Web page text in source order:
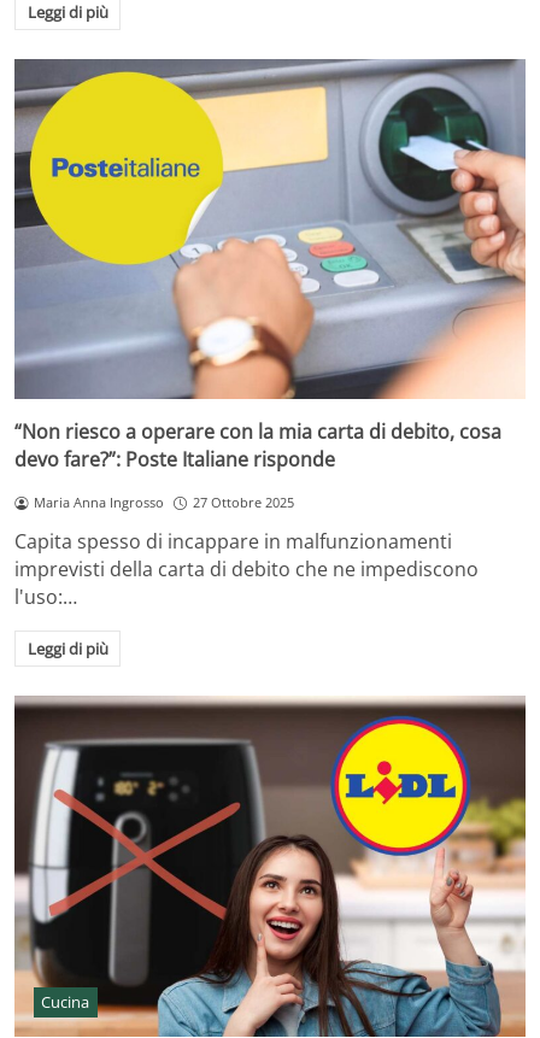
Leggi di più
“Non riesco a operare con la mia carta di debito, cosa
devo fare?”: Poste Italiane risponde
Maria Anna Ingrosso 27 Ottobre 2025
Capita spesso di incappare in malfunzionamenti
imprevisti della carta di debito che ne impediscono
l'uso:…
Leggi di più
Cucina